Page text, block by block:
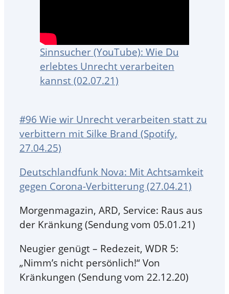
Sinnsucher (YouTube): Wie Du
erlebtes Unrecht verarbeiten
kannst (02.07.21)
#96 Wie wir Unrecht verarbeiten statt zu
verbittern mit Silke Brand (Spotify,
27.04.25)
Deutschlandfunk Nova: Mit Achtsamkeit
gegen Corona-Verbitterung (27.04.21)
Morgenmagazin, ARD, Service: Raus aus
der Kränkung (Sendung vom 05.01.21)
Neugier genügt – Redezeit, WDR 5:
„Nimm’s nicht persönlich!“ Von
Kränkungen (Sendung vom 22.12.20)